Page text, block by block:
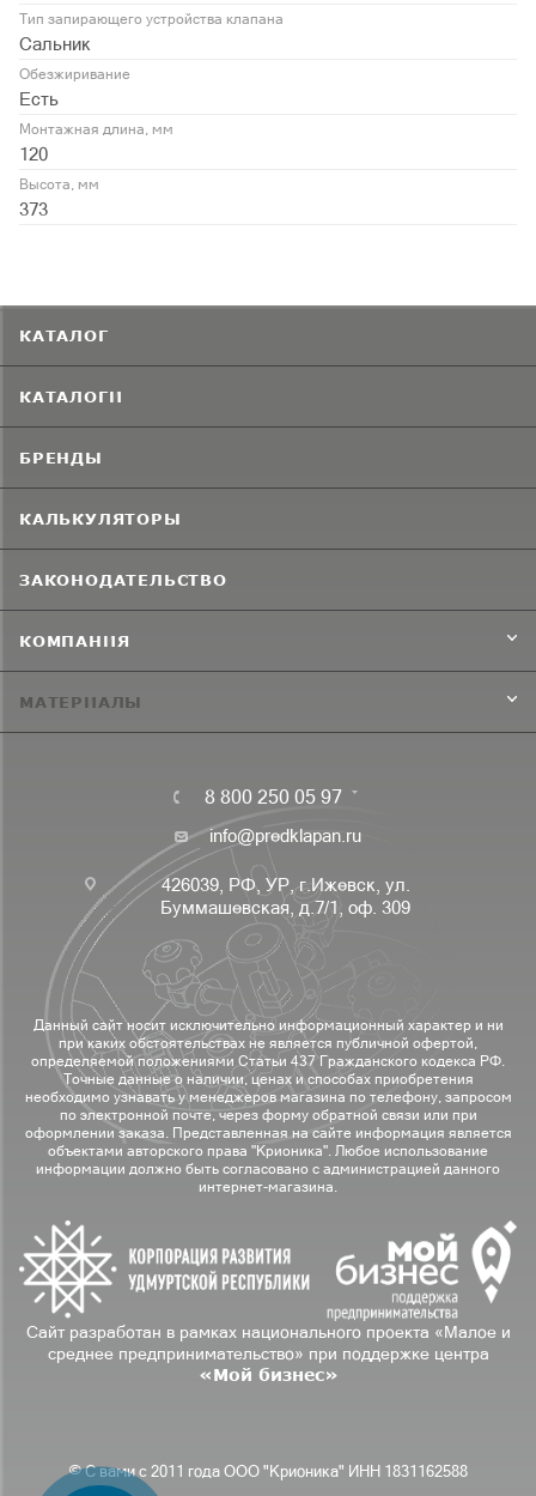
Тип запирающего устройства клапана
Сальник
Обезжиривание
Есть
Монтажная длина, мм
120
Высота, мм
373
КАТАЛОГ
КАТАЛОГИ
БРЕНДЫ
КАЛЬКУЛЯТОРЫ
ЗАКОНОДАТЕЛЬСТВО
КОМПАНИЯ
МАТЕРИАЛЫ
8 800 250 05 97
info@predklapan.ru
426039, РФ, УР, г.Ижевск, ул.
Буммашевская, д.7/1, оф. 309
Данный сайт носит исключительно информационный характер и ни
при каких обстоятельствах не является публичной офертой,
определяемой положениями Статьи 437 Гражданского кодекса РФ.
Точные данные о наличии, ценах и способах приобретения
необходимо узнавать у менеджеров магазина по телефону, запросом
по электронной почте, через форму обратной связи или при
оформлении заказа. Представленная на сайте информация является
объектами авторского права "Крионика". Любое использование
информации должно быть согласовано с администрацией данного
интернет-магазина.
Сайт разработан в рамках национального проекта «Малое и
среднее предпринимательство» при поддержке центра
«Мой бизнес»
© С вами с 2011 года ООО "Крионика" ИНН 1831162588